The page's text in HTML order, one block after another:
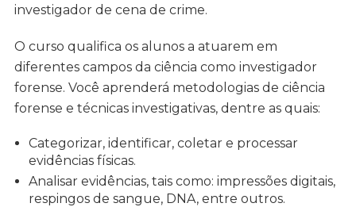
investigador de cena de crime.
O curso qualifica os alunos a atuarem em
diferentes campos da ciência como investigador
forense. Você aprenderá metodologias de ciência
forense e técnicas investigativas, dentre as quais:
Categorizar, identificar, coletar e processar
evidências físicas.
Analisar evidências, tais como: impressões digitais,
respingos de sangue, DNA, entre outros.